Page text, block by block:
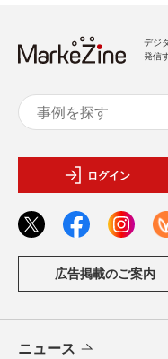
デジ
発信
ログイン
広告掲載のご案内
ニュース